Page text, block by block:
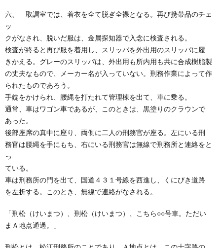
六、 取調室では、着衣を全て脱ぎ全裸となる。再び携帯品のチェ
ッ
クがなされ、脱いだ服は、金属探知器で入念に検査される。
検査が終ると再び服を着用し、スリッパを外出用のスリッパに履
きかえる。グレーのスリッパは、外出用も所内用も共に合成樹脂製
の丈夫なもので、メーカー名が入っていない。刑務作業によって作
られたものであろう。
手錠をかけられ、腰縄を打たれて管理棟を出て、車に乗る。
通常、車はワゴン車であるが、このときは、黒塗りのクラウンで
あった。
後部座席の真中に座り、両側に二人の刑務官が座る。左にいる刑
務官は腰縄を手にもち、右にいる刑務官は無線で刑務所と連絡をと
っ
ている。
車は刑務所の門を出て、国道４３１号線を西進し、くにびき道路
を左折する。このとき、無線で連絡がなされる。
「刑松（けいまつ）、刑松（けいまつ）、こちら○○号車。ただい
まＡ地点通過。」